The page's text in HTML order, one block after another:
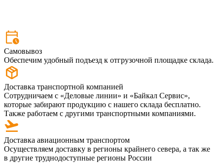
Самовывоз
Обеспечим удобный подъезд к отгрузочной площадке склада.
Доставка транспортной компанией
Сотрудничаем с «Деловые линии» и «Байкал Сервис»,
которые забирают продукцию с нашего склада бесплатно.
Также работаем с другими транспортными компаниями.
Доставка авиационным транспортом
Осуществляем доставку в регионы крайнего севера, а так же
в другие труднодоступные регионы России